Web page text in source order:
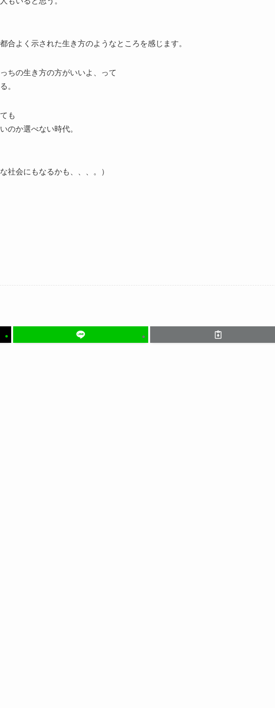
合よく示された生き方のようなところを感じます。
ちの生き方の方がいいよ、って
。
も
のか選べない時代。
社会にもなるかも、、、。）